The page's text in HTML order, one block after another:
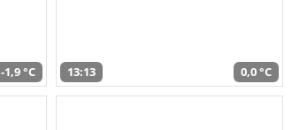
-1,9 °C 13:13 0,0 °C